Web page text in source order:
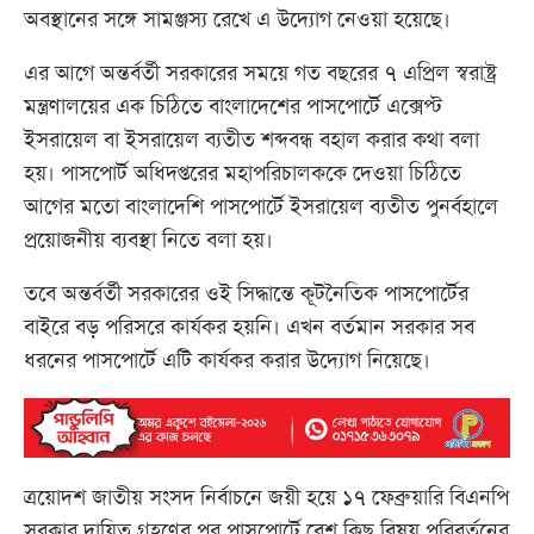
অবস্থানের সঙ্গে সামঞ্জস্য রেখে এ উদ্যোগ নেওয়া হয়েছে।
এর আগে অন্তর্বর্তী সরকারের সময়ে গত বছরের ৭ এপ্রিল স্বরাষ্ট্র
মন্ত্রণালয়ের এক চিঠিতে বাংলাদেশের পাসপোর্টে এক্সেপ্ট
ইসরায়েল বা ইসরায়েল ব্যতীত শব্দবন্ধ বহাল করার কথা বলা
হয়। পাসপোর্ট অধিদপ্তরের মহাপরিচালককে দেওয়া চিঠিতে
আগের মতো বাংলাদেশি পাসপোর্টে ইসরায়েল ব্যতীত পুনর্বহালে
প্রয়োজনীয় ব্যবস্থা নিতে বলা হয়।
তবে অন্তর্বর্তী সরকারের ওই সিদ্ধান্তে কূটনৈতিক পাসপোর্টের
বাইরে বড় পরিসরে কার্যকর হয়নি। এখন বর্তমান সরকার সব
ধরনের পাসপোর্টে এটি কার্যকর করার উদ্যোগ নিয়েছে।
ত্রয়োদশ জাতীয় সংসদ নির্বাচনে জয়ী হয়ে ১৭ ফেব্রুয়ারি বিএনপি